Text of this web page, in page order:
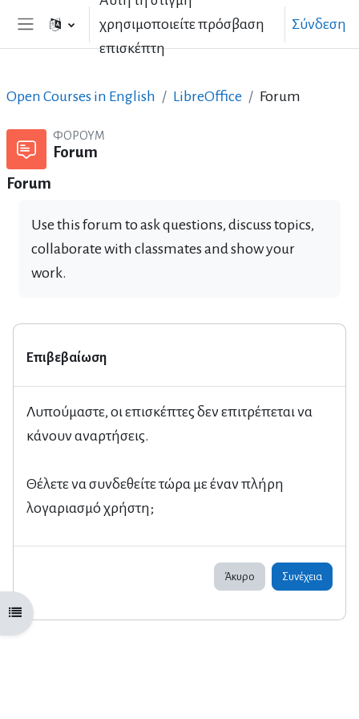
Μετάβαση στο κεντρικό περιεχόμενο
Πλευρικός πίνακας
χρησιμοποιείτε πρόσβαση
επισκέπτη
Σύνδεση
Άνοιγμα ευρετηρίου μαθήματος
Open Courses in English LibreOffice Forum
ΦΌΡΟΥΜ
Forum
Forum
Use this forum to ask questions, discuss topics,
collaborate with classmates and show your
work.
Επιβεβαίωση
Λυπούμαστε, οι επισκέπτες δεν επιτρέπεται να
κάνουν αναρτήσεις.
Θέλετε να συνδεθείτε τώρα με έναν πλήρη
λογαριασμό χρήστη;
Άκυρο Συνέχεια